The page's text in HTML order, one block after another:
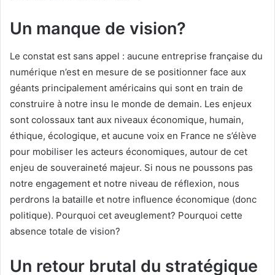
Un manque de vision?
Le constat est sans appel : aucune entreprise française du
numérique n’est en mesure de se positionner face aux
géants principalement américains qui sont en train de
construire à notre insu le monde de demain. Les enjeux
sont colossaux tant aux niveaux économique, humain,
éthique, écologique, et aucune voix en France ne s’élève
pour mobiliser les acteurs économiques, autour de cet
enjeu de souveraineté majeur. Si nous ne poussons pas
notre engagement et notre niveau de réflexion, nous
perdrons la bataille et notre influence économique (donc
politique). Pourquoi cet aveuglement? Pourquoi cette
absence totale de vision?
Un retour brutal du stratégique